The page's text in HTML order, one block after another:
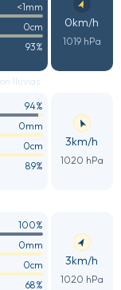
<1mm
0cm
93%
0km/h
1019 hPa
lluvias
94%
0mm
0cm
89%
3km/h
1020 hPa
100%
0mm
0cm
68%
3km/h
1020 hPa